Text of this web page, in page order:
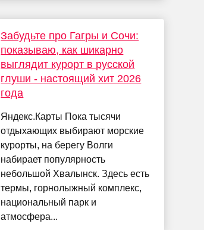
Забудьте про Гагры и Сочи:
показываю, как шикарно
выглядит курорт в русской
глуши - настоящий хит 2026
года
Яндекс.Карты Пока тысячи
отдыхающих выбирают морские
курорты, на берегу Волги
набирает популярность
небольшой Хвалынск. Здесь есть
термы, горнолыжный комплекс,
национальный парк и
атмосфера...